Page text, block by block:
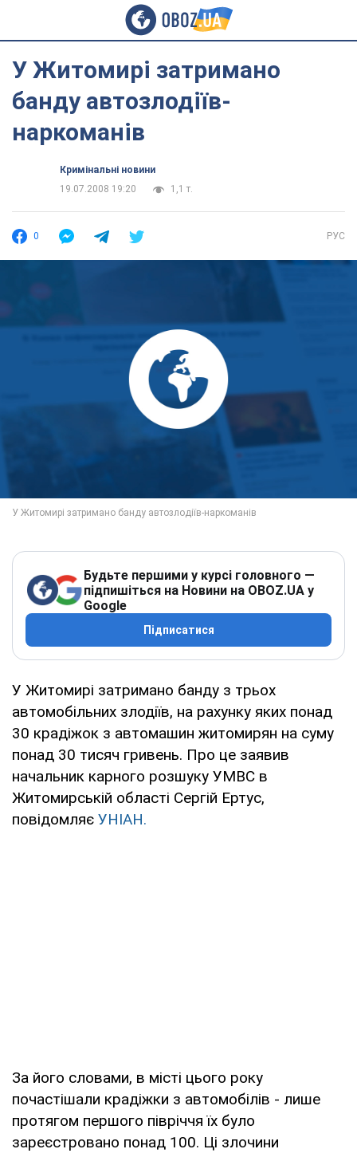
У Житомирі затримано
банду автозлодіїв-
наркоманів
Кримінальні новини
19.07.2008 19:20
1,1 т.
0 РУС
Будьте першими у курсі головного —
підпишіться на Новини на OBOZ.UA у
Google
Підписатися
У Житомирі затримано банду з трьох
автомобільних злодіїв, на рахунку яких понад
30 крадіжок з автомашин житомирян на суму
понад 30 тисяч гривень. Про це заявив
начальник карного розшуку УМВС в
Житомирській області Сергій Ертус,
повідомляє УНІАН.
За його словами, в місті цього року
почастішали крадіжки з автомобілів - лише
протягом першого півріччя їх було
зареєстровано понад 100. Ці злочини